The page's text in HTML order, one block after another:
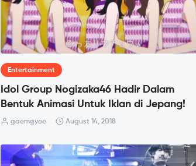
Entertainment
Idol Group Nogizaka46 Hadir Dalam
Bentuk Animasi Untuk Iklan di Jepang!
gaemgyee August 14, 2018